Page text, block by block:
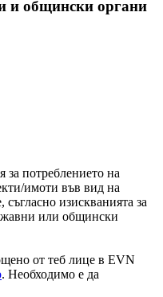
и общински органи
потреблението на
имоти във вид на
изискванията за
или общински
от теб лице в EVN
. Необходимо е да